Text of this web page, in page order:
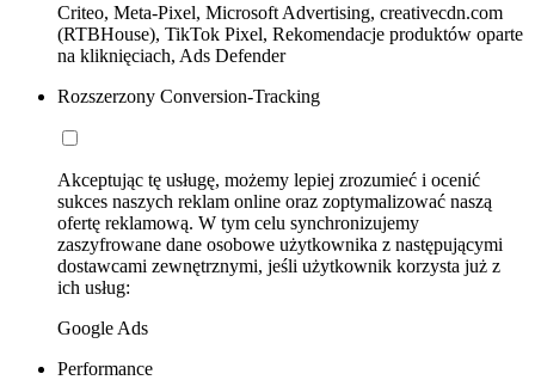
Criteo, Meta-Pixel, Microsoft Advertising, creativecdn.com
(RTBHouse), TikTok Pixel, Rekomendacje produktów oparte
na kliknięciach, Ads Defender
Rozszerzony Conversion-Tracking
Akceptując tę usługę, możemy lepiej zrozumieć i ocenić
sukces naszych reklam online oraz zoptymalizować naszą
ofertę reklamową. W tym celu synchronizujemy
zaszyfrowane dane osobowe użytkownika z następującymi
dostawcami zewnętrznymi, jeśli użytkownik korzysta już z
ich usług:
Google Ads
Performance